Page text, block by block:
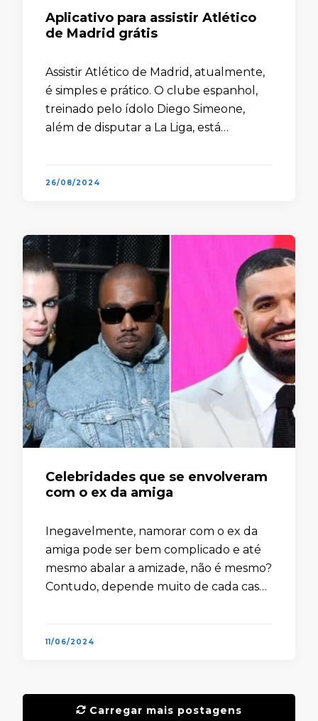
Aplicativo para assistir Atlético
de Madrid grátis
Assistir Atlético de Madrid, atualmente,
é simples e prático. O clube espanhol,
treinado pelo ídolo Diego Simeone,
além de disputar a La Liga, está
26/08/2024
Celebridades que se envolveram
com o ex da amiga
Inegavelmente, namorar com o ex da
amiga pode ser bem complicado e até
mesmo abalar a amizade, não é mesmo?
Contudo, depende muito de cada caso.
11/06/2024
Carregar mais postagens